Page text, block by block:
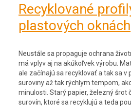
Recyklované
plastových oknách
Neustále sa propaguje ochrana
má vplyv aj na akúkoľvek výrobu.
ale začínajú sa recyklovať a tak sa v
suroviny až tak rýchlym tempom,
minulosti. Starý papier, železný šrot
surovín, ktoré sa recyklujú a teda